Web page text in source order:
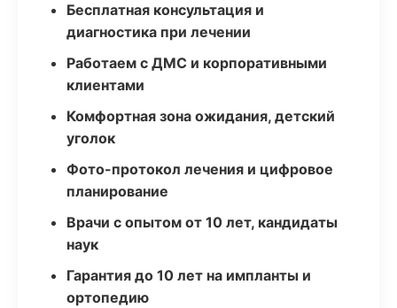
Бесплатная консультация и
диагностика при лечении
Работаем с ДМС и корпоративными
клиентами
Комфортная зона ожидания, детский
уголок
Фото-протокол лечения и цифровое
планирование
Врачи с опытом от 10 лет, кандидаты
наук
Гарантия до 10 лет на импланты и
ортопедию